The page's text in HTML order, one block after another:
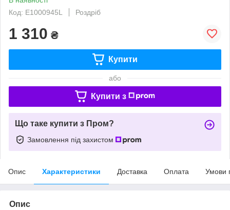
Код: E1000945L
Роздріб
1 310 ₴
Купити
або
Купити з
Що таке купити з Пром?
Замовлення під захистом
Опис Характеристики Доставка Оплата Умови
Опис